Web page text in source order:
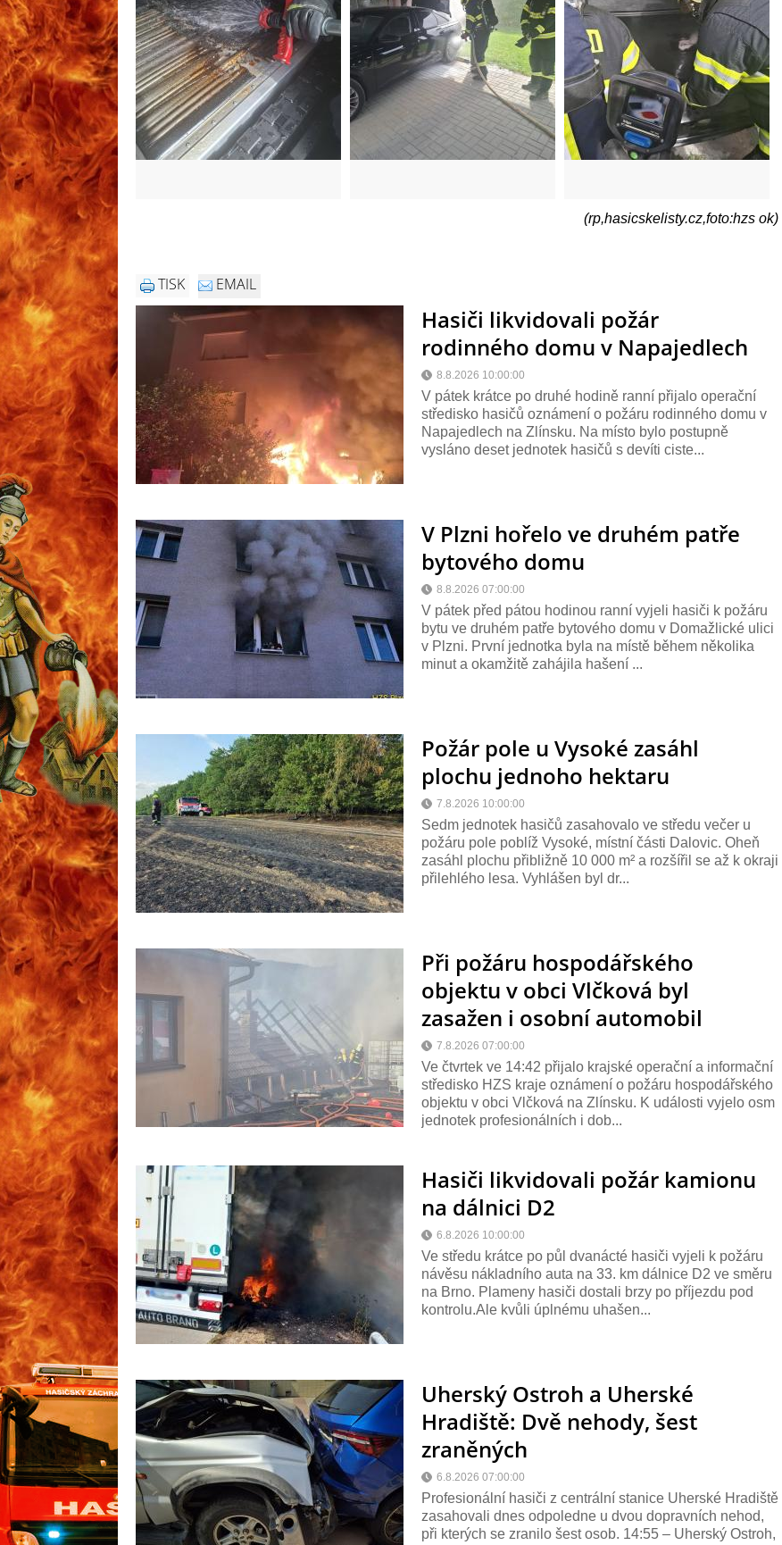
(rp,hasicskelisty.cz,foto:hzs ok)
EMAIL
TISK
Hasiči likvidovali požár
rodinného domu v Napajedlech
8.8.2026 10:00:00
V pátek krátce po druhé hodině ranní přijalo operační
středisko hasičů oznámení o požáru rodinného domu v
Napajedlech na Zlínsku. Na místo bylo postupně
vysláno deset jednotek hasičů s devíti ciste...
V Plzni hořelo ve druhém patře
bytového domu
8.8.2026 07:00:00
V pátek před pátou hodinou ranní vyjeli hasiči k požáru
bytu ve druhém patře bytového domu v Domažlické ulici
v Plzni. První jednotka byla na místě během několika
minut a okamžitě zahájila hašení ...
Požár pole u Vysoké zasáhl
plochu jednoho hektaru
7.8.2026 10:00:00
Sedm jednotek hasičů zasahovalo ve středu večer u
požáru pole poblíž Vysoké, místní části Dalovic. Oheň
zasáhl plochu přibližně 10 000 m² a rozšířil se až k okraji
přilehlého lesa. Vyhlášen byl dr...
Při požáru hospodářského
objektu v obci Vlčková byl
zasažen i osobní automobil
7.8.2026 07:00:00
Ve čtvrtek ve 14:42 přijalo krajské operační a informační
středisko HZS kraje oznámení o požáru hospodářského
objektu v obci Vlčková na Zlínsku. K události vyjelo osm
jednotek profesionálních i dob...
Hasiči likvidovali požár kamionu
na dálnici D2
6.8.2026 10:00:00
Ve středu krátce po půl dvanácté hasiči vyjeli k požáru
návěsu nákladního auta na 33. km dálnice D2 ve směru
na Brno. Plameny hasiči dostali brzy po příjezdu pod
kontrolu.Ale kvůli úplnému uhašen...
Uherský Ostroh a Uherské
Hradiště: Dvě nehody, šest
zraněných
6.8.2026 07:00:00
Profesionální hasiči z centrální stanice Uherské Hradiště
zasahovali dnes odpoledne u dvou dopravních nehod,
při kterých se zranilo šest osob. 14:55 – Uherský Ostroh,